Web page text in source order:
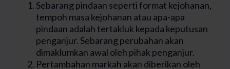
Sebarang pindaan seperti format kejohanan,
tempoh masa kejohanan atau apa-apa
pindaan adalah tertakluk kepada keputusan
penganjur. Sebarang perubahan akan
dimaklumkan awal oleh pihak penganjur.
Pertambahan markah akan diberikan oleh